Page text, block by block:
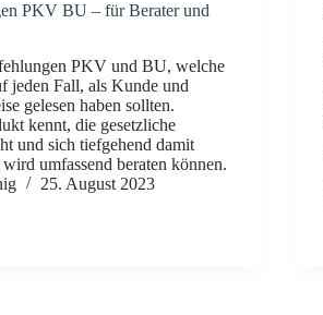
PKV BU – für Berater und
PKV und BU, welche
jeden Fall, als Kunde und
gelesen haben sollten.
kennt, die gesetzliche
und sich tiefgehend damit
wird umfassend beraten können.
25. August 2023